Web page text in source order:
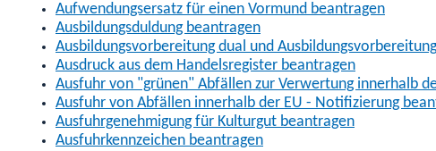
Aufwendungsersatz für einen Vormund beantragen
Ausbildungsduldung beantragen
Ausbildungsvorbereitung dual und
Ausdruck aus dem Handelsregister beantragen
Ausfuhr von "grünen" Abfällen zur Verwertung innerhalb
Ausfuhr von Abfällen innerhalb der EU - Notifizierung
Ausfuhrgenehmigung für Kulturgut beantragen
Ausfuhrkennzeichen beantragen